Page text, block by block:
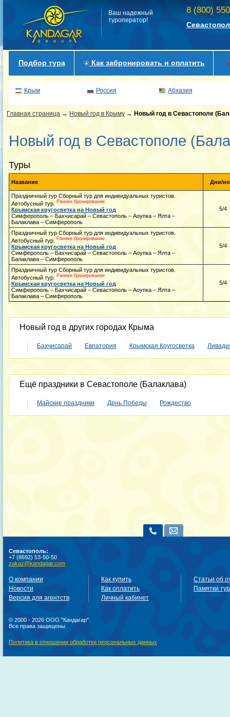
Ваш надежный
туроператор!
8 (800)
Подбор тура Как забронировать и оплатить
Крым Россия Абхазия
Главная страница → Новый год в Крыму → Новый год в Севастополе
Новый год в Севастополе
Туры
Название Дни/
Праздничный тур Сборный тур для индивидуальных туристов.
Автобусный тур.
Раннее бронирование
Крымская кругосветка на Новый год
Симферополь – Бахчисарай – Севастополь – Аоупка – Ялта –
Балаклава – Симферополь
5/4
Праздничный тур Сборный тур для индивидуальных туристов.
Автобусный тур.
Раннее бронирование
Крымская кругосветка на Новый год
Симферополь – Бахчисарай – Севастополь – Аоупка – Ялта –
Балаклава – Симферополь
5/4
Праздничный тур Сборный тур для индивидуальных туристов.
Автобусный тур.
Раннее бронирование
Крымская кругосветка на Новый год
Симферополь – Бахчисарай – Севастополь – Аоупка – Ялта –
Балаклава – Симферополь
5/4
Новый год в других городах Крыма
Бахчисарай Евпатория Крымская Кругосветка
Ещё праздники в Севастополе (Балаклава)
Майские праздники День Победы Рождество
Севастополь:
+7 (8692) 53-50-50
zakaz@kandagar.com
О компании
Новости
Версия для агентств
Как купить
Как оплатить
Личный кабинет
Статьи об
Памятки
© 2000 - 2026 ООО "Кандагар".
Все права защищены.
Политика в отношении обработки персональных данных